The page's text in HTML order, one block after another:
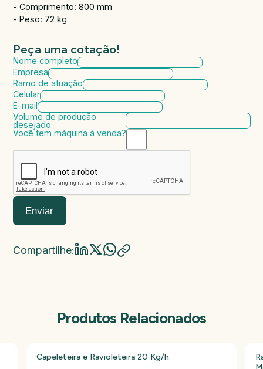
- Comprimento: 800 mm
- Peso: 72 kg
Peça uma cotação!
Nome completo
Empresa
Ramo de atuação
Celular
E-mail
Volume de produção
desejado
Você tem máquina à venda?
Marca da máquina
Modelo da máquina
Ano de fabricação
Valor da máquina
Enviar
Compartilhe:
Produtos Relacionados
Capeleteira e Ravioleteira 20 Kg/h